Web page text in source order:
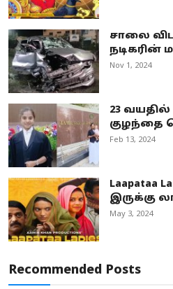
சாலை
நடிகரின்
Nov 1, 2024
23 வயதில்
குழந்தை
Feb 13, 2024
Laapataa
இருக்கு
May 3, 2024
Recommended Posts